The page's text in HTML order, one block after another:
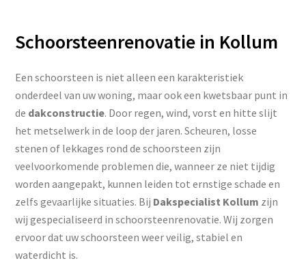
Schoorsteenrenovatie in Kollum
Een schoorsteen is niet alleen een karakteristiek
onderdeel van uw woning, maar ook een kwetsbaar punt in
de dakconstructie. Door regen, wind, vorst en hitte slijt
het metselwerk in de loop der jaren. Scheuren, losse
stenen of lekkages rond de schoorsteen zijn
veelvoorkomende problemen die, wanneer ze niet tijdig
worden aangepakt, kunnen leiden tot ernstige schade en
zelfs gevaarlijke situaties. Bij Dakspecialist Kollum zijn
wij gespecialiseerd in schoorsteenrenovatie. Wij zorgen
ervoor dat uw schoorsteen weer veilig, stabiel en
waterdicht is.